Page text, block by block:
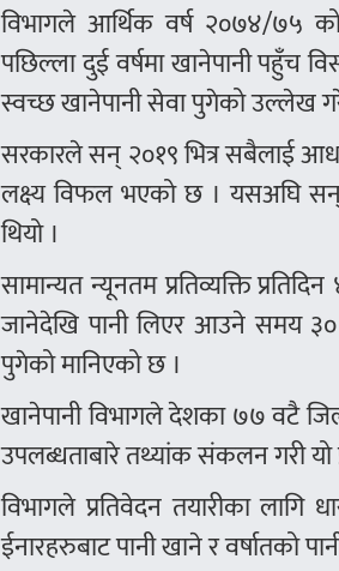
विभागले आर्थिक वर्ष २०७४/७५
पछिल्ला दुई वर्षमा खानेपानी पहुँच
स्वच्छ खानेपानी सेवा पुगेको उल्लेख
सरकारले सन् २०१९ भित्र सबैलाई
लक्ष्य विफल भएको छ । यसअघि सन्
थियो ।
सामान्यत न्यूनतम प्रतिव्यक्ति
जानेदेखि पानी लिएर आउने समय
पुगेको मानिएको छ ।
खानेपानी विभागले देशका ७७ वटै
उपलब्धताबारे तथ्यांक संकलन गरी
विभागले प्रतिवेदन तयारीका लागि
ईनारहरुबाट पानी खाने र वर्षातको